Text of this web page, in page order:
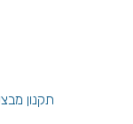
תקנון